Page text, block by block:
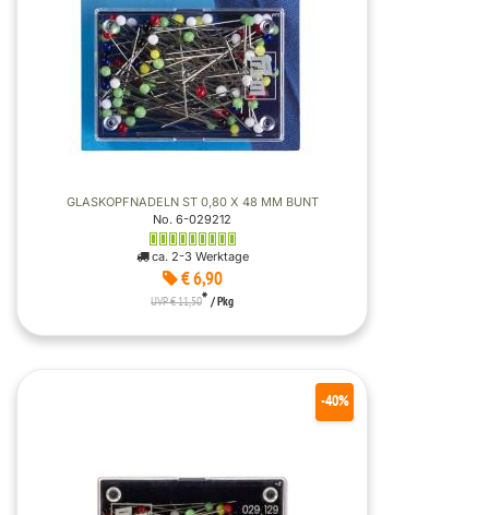
GLASKOPFNADELN ST 0,80 X 48 MM BUNT
No. 6-029212
ca. 2-3 Werktage
€ 6,90
UVP € 11,50* / Pkg
-40%